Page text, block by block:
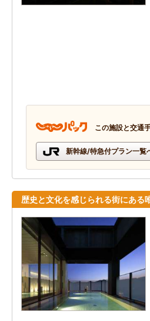
この施設と交通
新幹線/特急付プラン一覧
歴史と文化を感じられる街にある